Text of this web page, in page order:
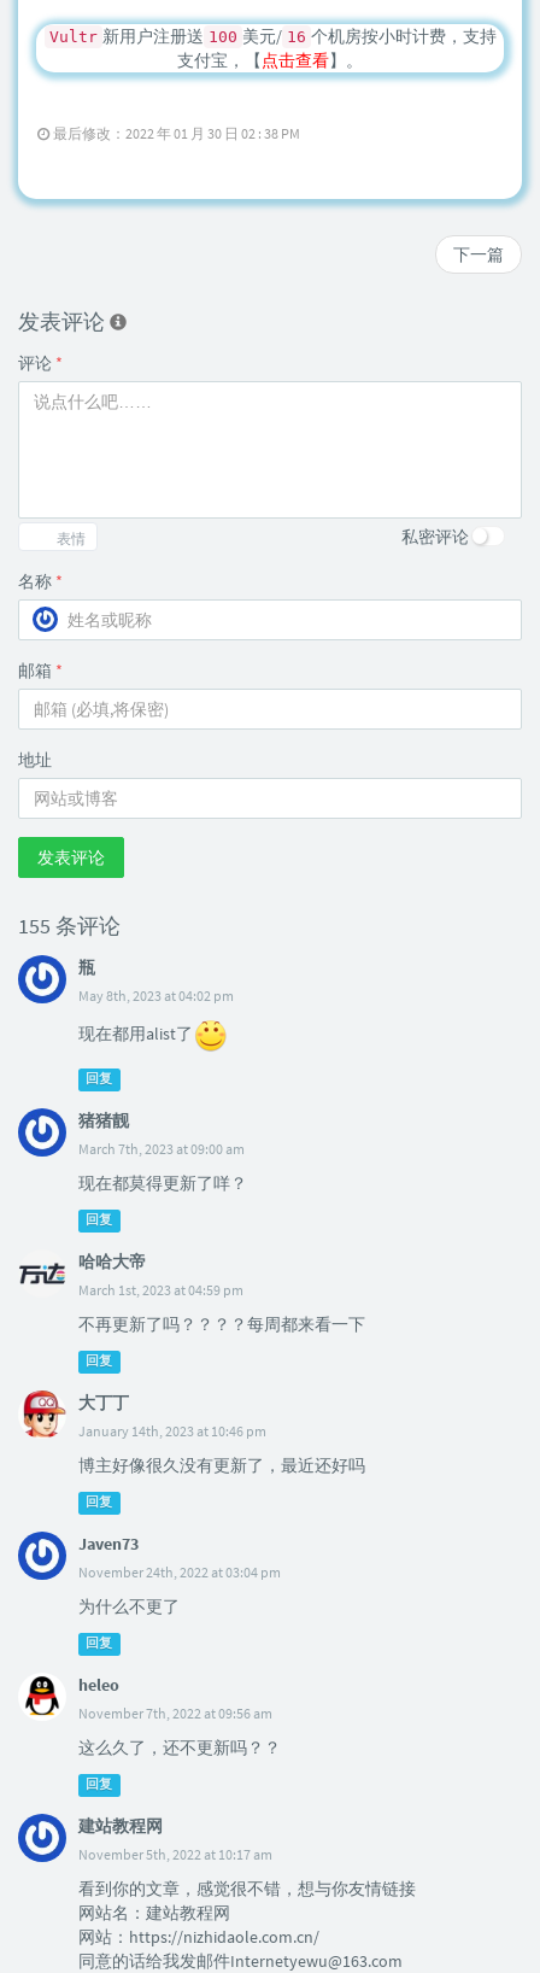
Vultr 新用户注册送 100 美元/ 16 个机房按小时计费，支持
支付宝，【 点击查看】。
最后修改：2022 年 01 月 30 日 02 : 38 PM
下一篇
发表评论
评论 *
表情 私密评论
名称 *
邮箱 *
地址
发表评论
155 条评论
瓶
May 8th, 2023 at 04:02 pm
现在都用alist了
回复
猪猪靓
March 7th, 2023 at 09:00 am
现在都莫得更新了咩？
回复
哈哈大帝
March 1st, 2023 at 04:59 pm
不再更新了吗？？？？每周都来看一下
回复
大丁丁
January 14th, 2023 at 10:46 pm
博主好像很久没有更新了，最近还好吗
回复
Javen73
November 24th, 2022 at 03:04 pm
为什么不更了
回复
heleo
November 7th, 2022 at 09:56 am
这么久了，还不更新吗？？
回复
建站教程网
November 5th, 2022 at 10:17 am
看到你的文章，感觉很不错，想与你友情链接
网站名：建站教程网
网站：https://nizhidaole.com.cn/
同意的话给我发邮件Internetyewu@163.com